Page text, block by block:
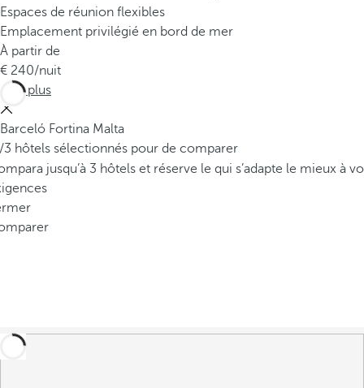
Espaces de réunion flexibles
Emplacement privilégié en bord de mer
À partir de
240/nuit
Voir plus
Barceló Fortina Malta
/3 hôtels sélectionnés pour de comparer
jusqu’à 3 hôtels et réserve le qui s’adapte le mieux à